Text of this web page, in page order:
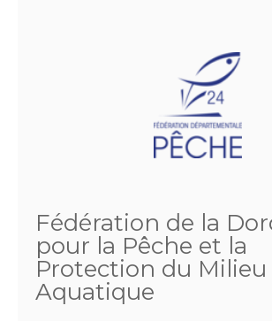
Fédération de la
pour la Pêche et la
Protection du Milieu
Aquatique